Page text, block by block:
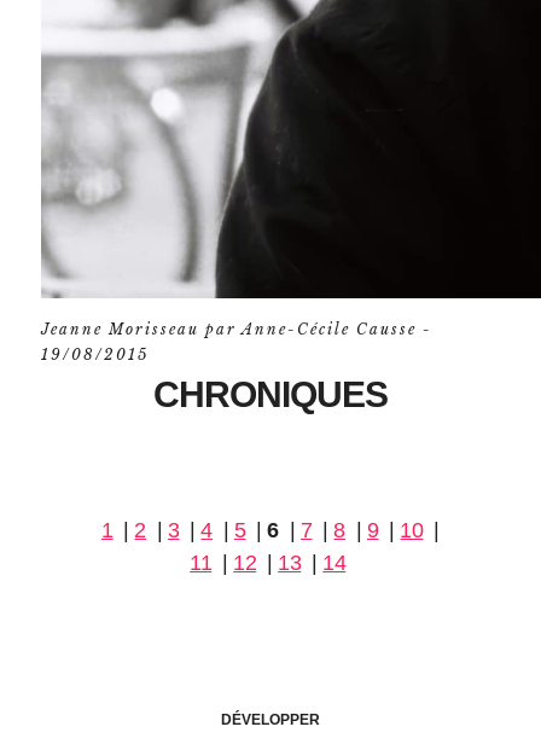
Jeanne Morisseau par Anne-Cécile Causse -
19/08/2015
CHRONIQUES
1 | 2 | 3|4| 5|6| 7|8| 9| 10|
11 | 12 | 13| 14
DÉVELOPPER